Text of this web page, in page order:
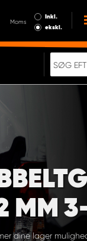
Moms
Inkl.
ekskl.
MM
dine lager